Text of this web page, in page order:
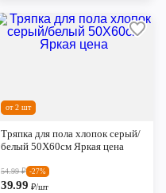
от 2 шт
Тряпка для пола хлопок серый/
белый 50Х60см Яркая цена
54.99₽ -27%
39.99₽/шт